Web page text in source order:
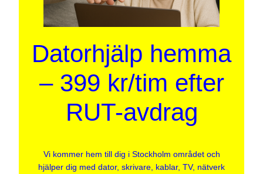
Datorhjälp hemma
– 399 kr/tim efter
RUT-avdrag
Vi kommer hem till dig i Stockholm området och
hjälper dig med dator, skrivare, kablar, TV, nätverk